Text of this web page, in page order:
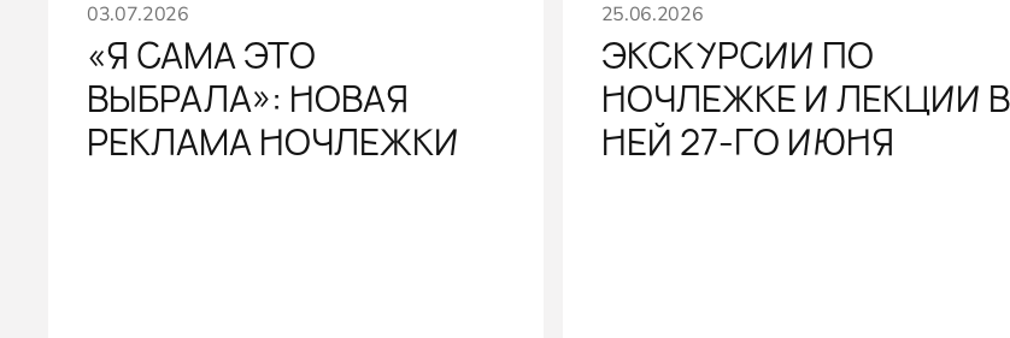
03.07.2026
«Я САМА ЭТО
ВЫБРАЛА»: НОВАЯ
РЕКЛАМА НОЧЛЕЖКИ
25.06.2026
ЭКСКУРСИИ ПО
НОЧЛЕЖКЕ И ЛЕКЦИИ В
НЕЙ 27-ГО ИЮНЯ